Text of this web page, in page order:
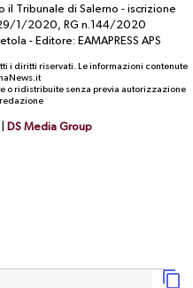
il Tribunale di Salerno - iscrizione
1/2020, RG n.144/2020
- Editore: EAMAPRESS APS
i diritti riservati. Le informazioni contenute
o ridistribuite senza previa autorizzazione
DS Media Group